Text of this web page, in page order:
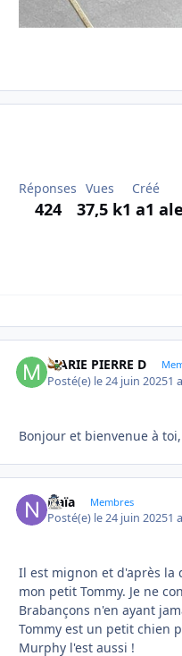
Réponses
424
Vues
37,5 k
Créé
1 a1 a
MARIE PIERRE D
Posté(e) le 24 juin 20251 a
Bonjour et bienvenue à
Naïa Membres
Posté(e) le 24 juin 20251 a
Il est mignon et d'après la
mon petit Tommy. Je ne
Brabançons n'en ayant
Tommy est un petit chien
Murphy l'est aussi !